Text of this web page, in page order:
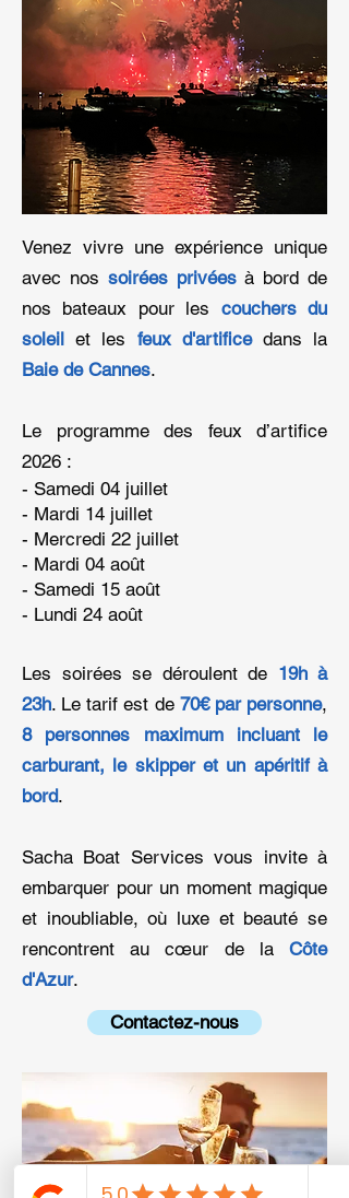
Venez vivre une expérience unique
avec nos soirées privées à bord de
nos bateaux pour les couchers du
soleil et les feux d'artificedans la
Baie de Cannes.
Le programme des feux d’artifice
2026 :
- Samedi 04 juillet
- ⁠Mardi 14 juillet
- ⁠Mercredi 22 juillet
- ⁠Mardi 04 août
- ⁠Samedi 15 août
- ⁠Lundi 24 août
Les soirées se déroulent de 19h à
23h. Le tarif est de 70€ par personne,
8 personnes maximum
incluant le
carburant, le skipper et un apéritif à
bord.
Sacha Boat Services vous invite à
embarquer pour un moment magique
et inoubliable, où luxe et beauté se
rencontrent au cœur de laCôte
d'Azur.
Contactez-nous